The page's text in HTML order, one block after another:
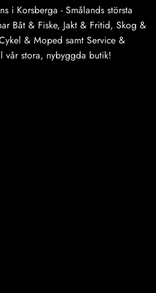
i Korsberga - Smålands största
Båt & Fiske, Jakt & Fritid, Skog &
& Moped samt Service &
vår stora, nybyggda butik!